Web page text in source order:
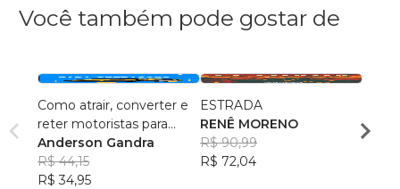
Você também pode gostar de
Como atrair, converter e
reter motoristas para
operações last mile
Anderson Gandra
R$ 44,15
R$ 34,95
ESTRADA
RENÊ MORENO
R$ 90,99
R$ 72,04
Luca
R$